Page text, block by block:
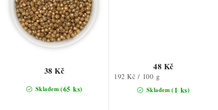
Skladem(65 ks)
38 Kč
Skladem(1 ks)
48 Kč
Měrná
192 Kč / 100 g